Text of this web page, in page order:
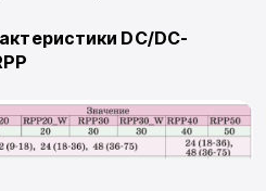
DC/DC-